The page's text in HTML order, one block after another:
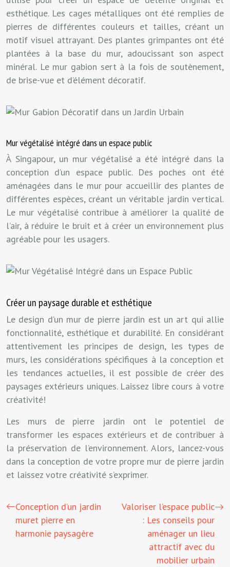
esthétique. Les cages métalliques ont été remplies de
pierres de différentes couleurs et tailles, créant un
motif visuel attrayant. Des plantes grimpantes ont été
plantées à la base du mur, adoucissant son aspect
minéral. Le mur gabion sert à la fois de soutènement,
de brise-vue et d’élément décoratif.
Mur végétalisé intégré dans un espace public
À Singapour, un mur végétalisé a été intégré dans la
conception d’un espace public. Des poches ont été
aménagées dans le mur pour accueillir des plantes de
différentes espèces, créant un véritable jardin vertical.
Le mur végétalisé contribue à améliorer la qualité de
l’air, à réduire le bruit et à créer un environnement plus
agréable pour les usagers.
Créer un paysage durable et esthétique
Le design d’un mur de pierre jardin est un art qui allie
fonctionnalité, esthétique et durabilité. En considérant
attentivement les principes de design, les types de
murs, les considérations spécifiques à la conception et
les tendances actuelles, il est possible de créer des
paysages extérieurs uniques. Laissez libre cours à votre
créativité!
Les murs de pierre jardin ont le potentiel de
transformer les espaces extérieurs et de contribuer à
la préservation de l’environnement. Alors, lancez-vous
dans la conception de votre propre mur de pierre jardin
et laissez votre créativité s’exprimer.
Conception d’un jardin
muret pierre en
harmonie paysagère
Valoriser l’espace public
: Les conseils pour
aménager un lieu
attractif avec du
mobilier urbain